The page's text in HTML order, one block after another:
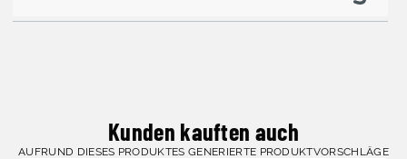
Kunden kauften auch
AUFRUND DIESES PRODUKTES GENERIERTE PRODUKTVORSCHLÄGE